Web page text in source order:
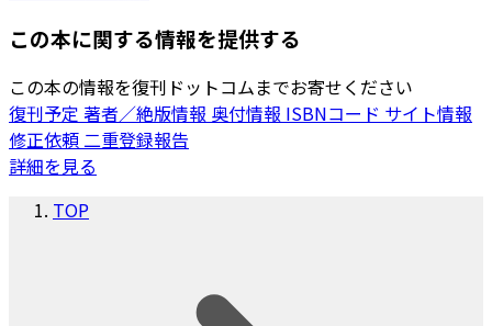
この本に関する情報を提供する
この本の情報を復刊ドットコムまでお寄せください
復刊予定 著者／絶版情報 奥付情報 ISBNコード サイト情報
修正依頼二重登録報告
詳細を見る
TOP